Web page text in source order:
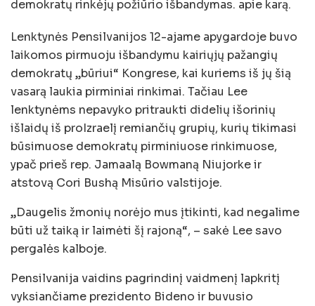
demokratų rinkėjų požiūrio išbandymas. apie karą.
Lenktynės Pensilvanijos 12-ajame apygardoje buvo
laikomos pirmuoju išbandymu kairiųjų pažangių
demokratų „būriui“ Kongrese, kai kuriems iš jų šią
vasarą laukia pirminiai rinkimai. Tačiau Lee
lenktynėms nepavyko pritraukti didelių išorinių
išlaidų iš proIzraelį remiančių grupių, kurių tikimasi
būsimuose demokratų pirminiuose rinkimuose,
ypač prieš rep. Jamaalą Bowmaną Niujorke ir
atstovą Cori Bushą Misūrio valstijoje.
„Daugelis žmonių norėjo mus įtikinti, kad negalime
būti už taiką ir laimėti šį rajoną“, – sakė Lee savo
pergalės kalboje.
Pensilvanija vaidins pagrindinį vaidmenį lapkritį
vyksiančiame prezidento Bideno ir buvusio